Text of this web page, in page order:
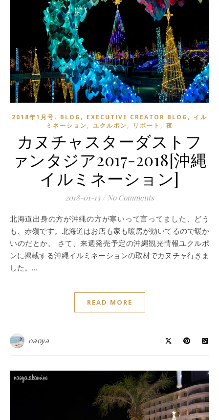
2018年1月号, BLOG , EXECUTIVE CREATOR BLOG , イル
ミネーション, ユクルポン, リポート , 夜
カヌチャスターダストフ
ァンタジア2017-2018[沖縄
イルミネーション]
2018-01-13 / No Comments
北海道出身の方が沖縄の方が寒いって言ってました、どう
も、赤嶺です。北海道はお店も家も暖房が効いてるので暖か
いのだとか。 さて、来週発売予定の沖縄観光情報ユクルポ
ンに掲載する沖縄イルミネーションの取材でカヌチャ行きま
した。…
READ MORE
naoya